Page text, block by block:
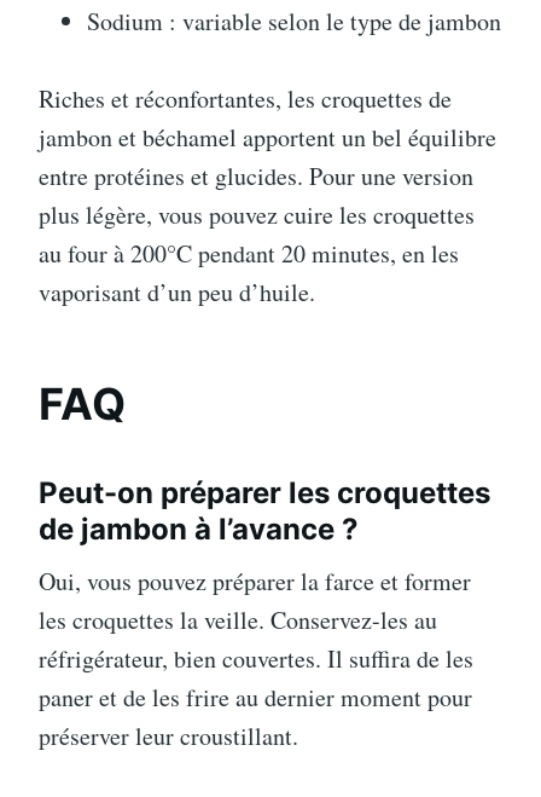
Sodium : variable selon le type de jambon
Riches et réconfortantes, les croquettes de
jambon et béchamel apportent un bel équilibre
entre protéines et glucides. Pour une version
plus légère, vous pouvez cuire les croquettes
au four à 200°C pendant 20 minutes, en les
vaporisant d’un peu d’huile.
FAQ
Peut-on préparer les croquettes
de jambon à l’avance ?
Oui, vous pouvez préparer la farce et former
les croquettes la veille. Conservez-les au
réfrigérateur, bien couvertes. Il suffira de les
paner et de les frire au dernier moment pour
préserver leur croustillant.